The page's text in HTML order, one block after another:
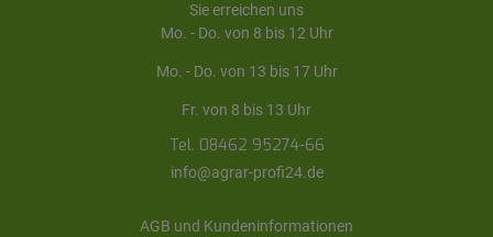
Sie erreichen uns
Mo. - Do. von 8 bis 12 Uhr
Mo. - Do. von 13 bis 17 Uhr
Fr. von 8 bis 13 Uhr
Tel. 08462 95274-66
info@agrar-profi24.de
AGB und Kundeninformationen